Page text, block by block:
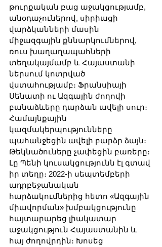
թուրքական բաց աջակցությամբ,
անօդաչուներով, սիրիացի
վարձկանների մասին
միջազգային քննարկումներով,
ռուս խաղաղապահների
տեղակայմամբ և Հայաստանի
ներսում կոտրված
վստահությամբ։ Ֆրանսիայի
Սենատի ու Ազգային ժողովի
բանաձևերը դարձան ավելի սուր։
Համայնքային
կազմակերպությունները
պահանջեցին ավելի բարձր ձայն։
Թեկնածուները չափեցին բառերը։
Լը Պենի կուսակցությունն էլ գտավ
իր տեղը։ 2022-ի սեպտեմբերի
ադրբեջանական
հարձակումներից հետո «Ազգային
միավորման» խմբակցությունը
հայտարարեց լիակատար
աջակցություն Հայաստանին և
հայ ժողովրդին։ Խոսեց